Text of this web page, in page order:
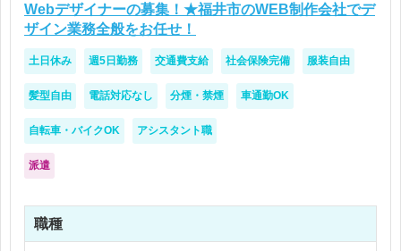
Webデザイナーの募集！★福井市のWEB制作会社でデ
ザイン業務全般をお任せ！
土日休み 週5日勤務 交通費支給 社会保険完備 服装自由
髪型自由 電話対応なし 分煙・禁煙 車通勤OK
自転車・バイクOK アシスタント職
派遣
職種